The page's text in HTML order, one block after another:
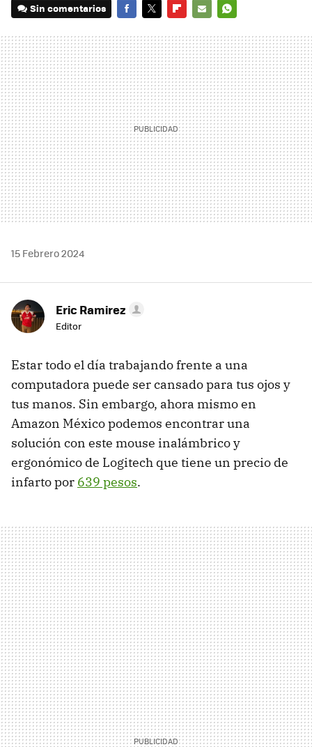
Sin comentarios
MAIL
15 Febrero 2024
Eric Ramirez
Editor
Estar todo el día trabajando frente a una
computadora puede ser cansado para tus ojos y
tus manos. Sin embargo, ahora mismo en
Amazon México podemos encontrar una
solución con este mouse inalámbrico y
ergonómico de Logitech que tiene un precio de
infarto por 639 pesos.